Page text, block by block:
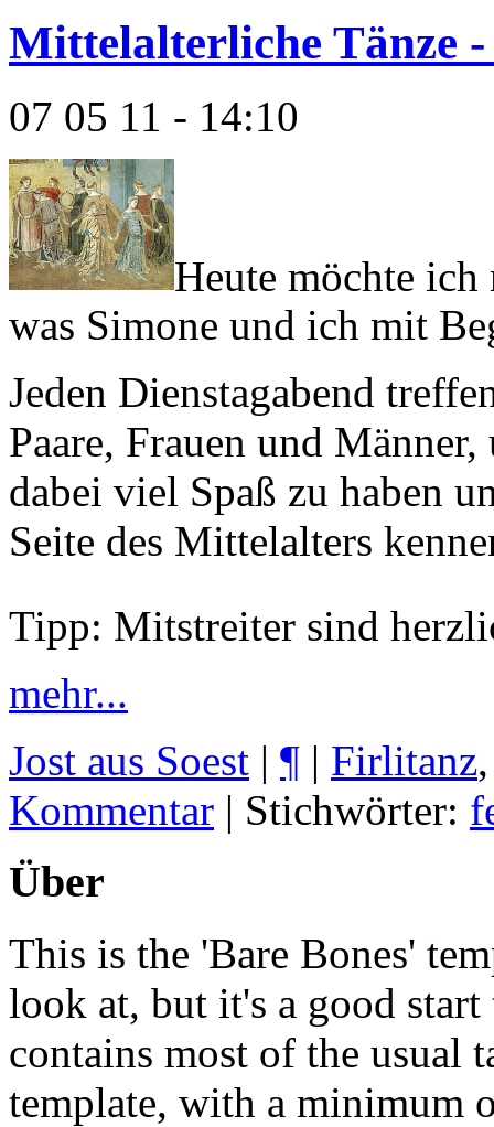
Mittelalterliche Tänze
07 05 11 - 14:10
Heute möchte
was Simone und ich mit
Jeden Dienstagabend
Paare, Frauen und
dabei viel Spaß zu haben
Seite des Mittelalters
Tipp: Mitstreiter sind
mehr...
Jost aus Soest | ¶ | Firlitanz
Kommentar | Stichwörter:
Über
This is the 'Bare Bones'
look at, but it's a good
contains most of the usual
template, with a minimum